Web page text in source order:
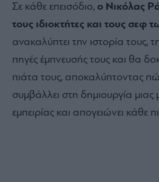
Σε κάθε επεισόδιο, ο Νικόλας
τους ιδιοκτήτες και τους σεφ
ανακαλύπτει την ιστορία τους,
πηγές έμπνευσής τους και θα
πιάτα τους, αποκαλύπτοντας
συμβάλλει στη δημιουργία μιας
εμπειρίας και απογειώνει κάθε